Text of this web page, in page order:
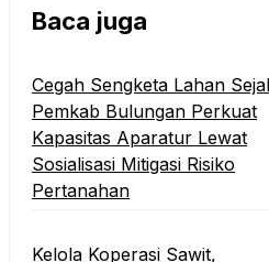
Baca juga
Cegah Sengketa Lahan
Pemkab Bulungan Perkuat
Kapasitas Aparatur Lewat
Sosialisasi Mitigasi Risiko
Pertanahan
Kelola Koperasi Sawit,